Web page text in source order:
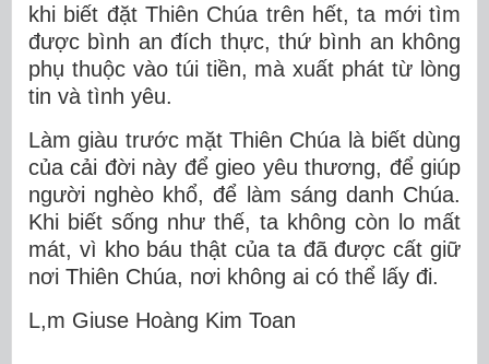
khi biết đặt Thiên Chúa trên hết, ta mới tìm
được bình an đích thực, thứ bình an không
phụ thuộc vào túi tiền, mà xuất phát từ lòng
tin và tình yêu.
Làm giàu trước mặt Thiên Chúa là biết dùng
của cải đời này để gieo yêu thương, để giúp
người nghèo khổ, để làm sáng danh Chúa.
Khi biết sống như thế, ta không còn lo mất
mát, vì kho báu thật của ta đã được cất giữ
nơi Thiên Chúa, nơi không ai có thể lấy đi.
L,m Giuse Hoàng Kim Toan